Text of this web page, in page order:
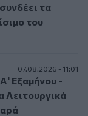
τα
του
07.08.2026 - 11:01
Εξαμήνου -
Λειτουργικά